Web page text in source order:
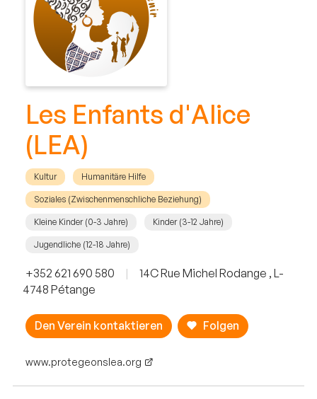
Les Enfants d'Alice
(LEA)
Kultur Humanitäre Hilfe
Soziales (Zwischenmenschliche Beziehung)
Kleine Kinder (0-3 Jahre) Kinder (3-12 Jahre)
Jugendliche (12-18 Jahre)
+352 621 690 580 |
14C Rue Michel Rodange , L-
4748 Pétange
Den Verein kontaktieren Folgen
www.protegeonslea.org